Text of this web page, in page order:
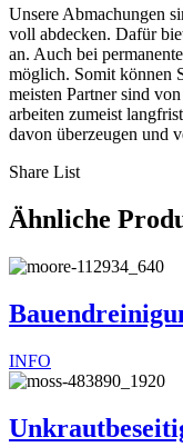
Unsere Abmachungen
voll abdecken. Dafür
an. Auch bei
möglich. Somit können
meisten Partner sind
arbeiten zumeist
davon überzeugen und
Share List
Ähnliche
INFO